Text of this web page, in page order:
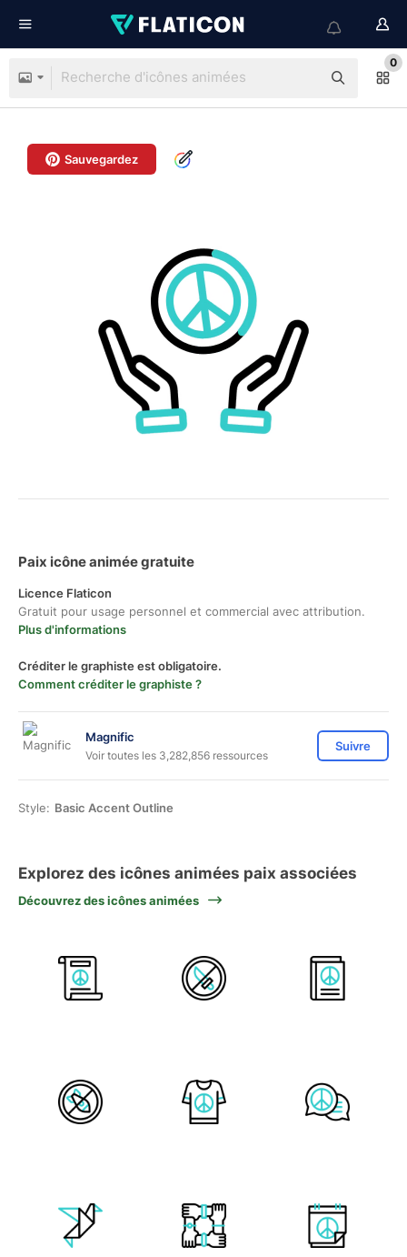
0
Sauvegardez
Paix icône animée gratuite
Licence Flaticon
Gratuit pour usage personnel et commercial avec attribution.
Plus d'informations
Créditer le graphiste est obligatoire.
Comment créditer le graphiste ?
Magnific
Voir toutes les 3,282,856 ressources
Suivre
Style: Basic Accent Outline
Explorez des icônes animées paix associées
Découvrez des icônes animées